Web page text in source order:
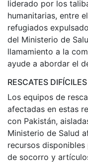
liderado por los
humanitarias, entre
refugiados
del Ministerio de
llamamiento a la
ayude a abordar el
RESCATES DIFÍCILES
Los equipos de
afectadas en estas
con Pakistán,
Ministerio de Salud
recursos
de socorro y